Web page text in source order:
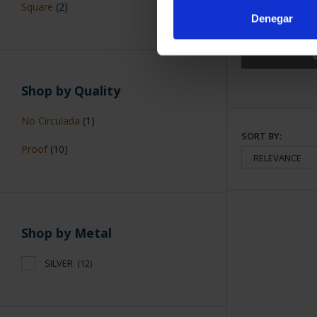
Denegar
Square (2)
Shop by Quality
No Circulada (1)
Proof (10)
Shop by Metal
SILVER (12)
SORT BY: